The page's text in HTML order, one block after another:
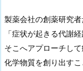
製薬会社の創薬研究者
「症状が起きる代謝
そこへアプローチして
化学物質を創り出す